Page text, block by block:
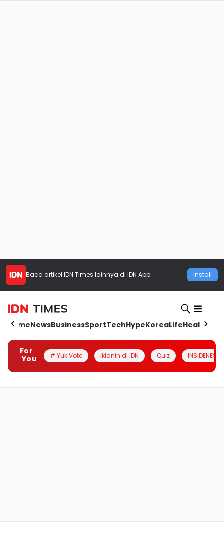
Baca artikel IDN Times lainnya di IDN App Install
HomeNewsBusinessSportTechHypeKoreaLifeHealth
For
You
# Yuk Vote Iklanin di IDN Quiz INSIDENESIA